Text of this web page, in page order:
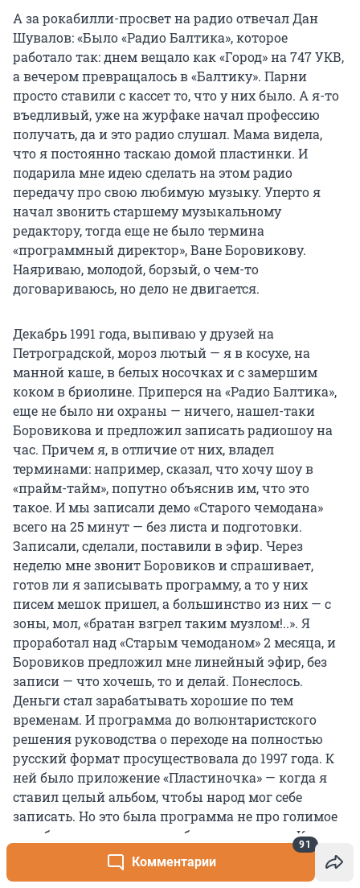
Комментарии
91
А за рокабилли-просвет на радио отвечал Дан
Шувалов: «Было «Радио Балтика», которое
работало так: днем вещало как «Город» на 747 УКВ,
а вечером превращалось в «Балтику». Парни
просто ставили с кассет то, что у них было. А я-то
въедливый, уже на журфаке начал профессию
получать, да и это радио слушал. Мама видела,
что я постоянно таскаю домой пластинки. И
подарила мне идею сделать на этом радио
передачу про свою любимую музыку. Уперто я
начал звонить старшему музыкальному
редактору, тогда еще не было термина
«программный директор», Ване Боровикову.
Наяриваю, молодой, борзый, о чем-то
договариваюсь, но дело не двигается.
Декабрь 1991 года, выпиваю у друзей на
Петроградской, мороз лютый — я в косухе, на
манной каше, в белых носочках и с замершим
коком в бриолине. Приперся на «Радио Балтика»,
еще не было ни охраны — ничего, нашел-таки
Боровикова и предложил записать радиошоу на
час. Причем я, в отличие от них, владел
терминами: например, сказал, что хочу шоу в
«прайм-тайм», попутно объяснив им, что это
такое. И мы записали демо «Старого чемодана»
всего на 25 минут — без листа и подготовки.
Записали, сделали, поставили в эфир. Через
неделю мне звонит Боровиков и спрашивает,
готов ли я записывать программу, а то у них
писем мешок пришел, а большинство из них — с
зоны, мол, «братан взгрел таким музлом!..». Я
проработал над «Старым чемоданом» 2 месяца, и
Боровиков предложил мне линейный эфир, без
записи — что хочешь, то и делай. Понеслось.
Деньги стал зарабатывать хорошие по тем
временам. И программа до волюнтаристского
решения руководства о переходе на полностью
русский формат просуществовала до 1997 года. К
ней было приложение «Пластиночка» — когда я
ставил целый альбом, чтобы народ мог себе
записать. Но это была программа не про голимое
рокабилли: у меня всегда был свинг, джаз. Как я
делал эту программу?.. Звонки друзьям за рубеж,
переводы описания на пластинках — я уже не